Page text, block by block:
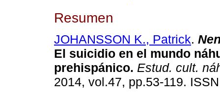
Resumen
JOHANSSON K., Patrick.
El suicidio en el mundo
prehispánico. Estud. cult.
2014, vol.47, pp.53-119.